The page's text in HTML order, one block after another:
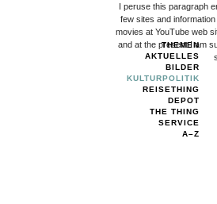
THEMEN
AKTUELLES
BILDER
KULTURPOLITIK
REISETHING
DEPOT
THE THING
SERVICE
A–Z
I peruse this paragraph
few sites and
movies at YouTube web
and at the present I am